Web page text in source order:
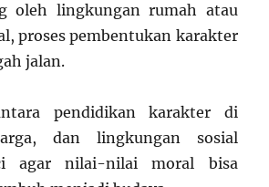
oleh lingkungan rumah atau
proses pembentukan karakter
jalan.
pendidikan karakter di
dan lingkungan sosial
agar nilai-nilai moral bisa